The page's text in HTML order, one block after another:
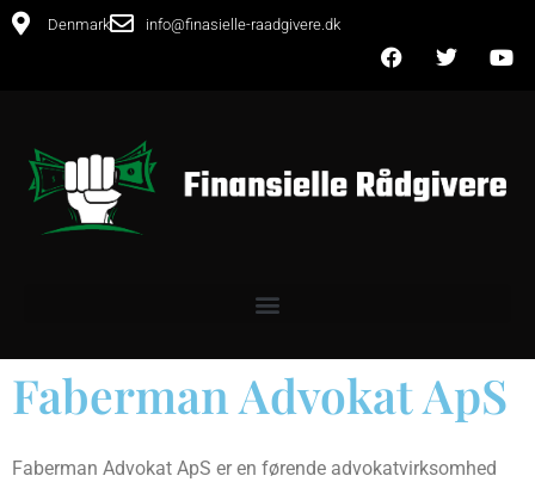
Denmark info@finasielle-raadgivere.dk
Faberman Advokat ApS
Faberman Advokat ApS er en førende advokatvirksomhed